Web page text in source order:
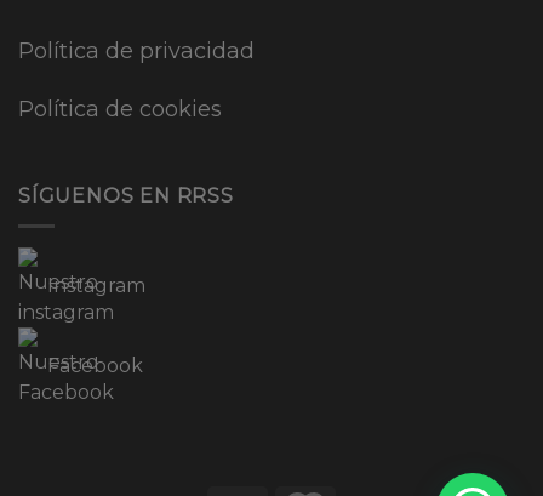
Política de privacidad
Política de cookies
SÍGUENOS EN RRSS
Instagram
Facebook